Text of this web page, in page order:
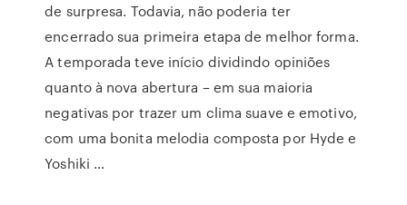
de surpresa. Todavia, não poderia ter
encerrado sua primeira etapa de melhor forma.
A temporada teve início dividindo opiniões
quanto à nova abertura – em sua maioria
negativas por trazer um clima suave e emotivo,
com uma bonita melodia composta por Hyde e
Yoshiki …